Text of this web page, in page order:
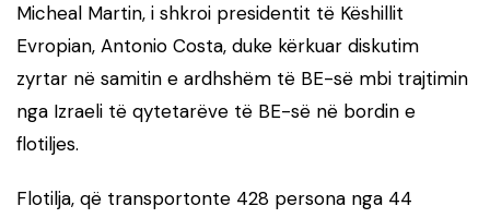
Micheal Martin, i shkroi presidentit të Këshillit
Evropian, Antonio Costa, duke kërkuar diskutim
zyrtar në samitin e ardhshëm të BE-së mbi trajtimin
nga Izraeli të qytetarëve të BE-së në bordin e
flotiljes.
Flotilja, që transportonte 428 persona nga 44